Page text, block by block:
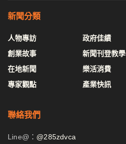
新聞分類
人物專訪
創業故事
在地新聞
專家觀點
政府佳績
新聞刊登教學
樂活消費
產業快訊
聯絡我們
Line@： @285zdvca